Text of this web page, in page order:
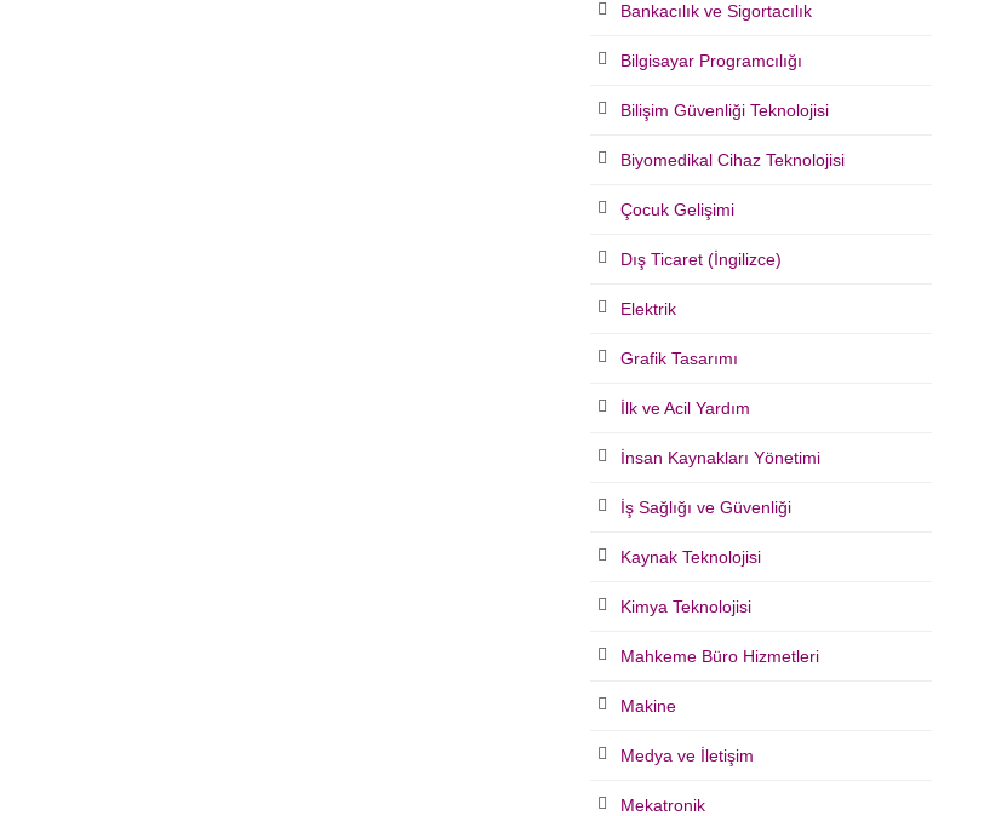
Bankacılık ve Sigortacılık
Bilgisayar Programcılığı
Bilişim Güvenliği Teknolojisi
Biyomedikal Cihaz Teknolojisi
Çocuk Gelişimi
Dış Ticaret (İngilizce)
Elektrik
Grafik Tasarımı
İlk ve Acil Yardım
İnsan Kaynakları Yönetimi
İş Sağlığı ve Güvenliği
Kaynak Teknolojisi
Kimya Teknolojisi
Mahkeme Büro Hizmetleri
Makine
Medya ve İletişim
Mekatronik